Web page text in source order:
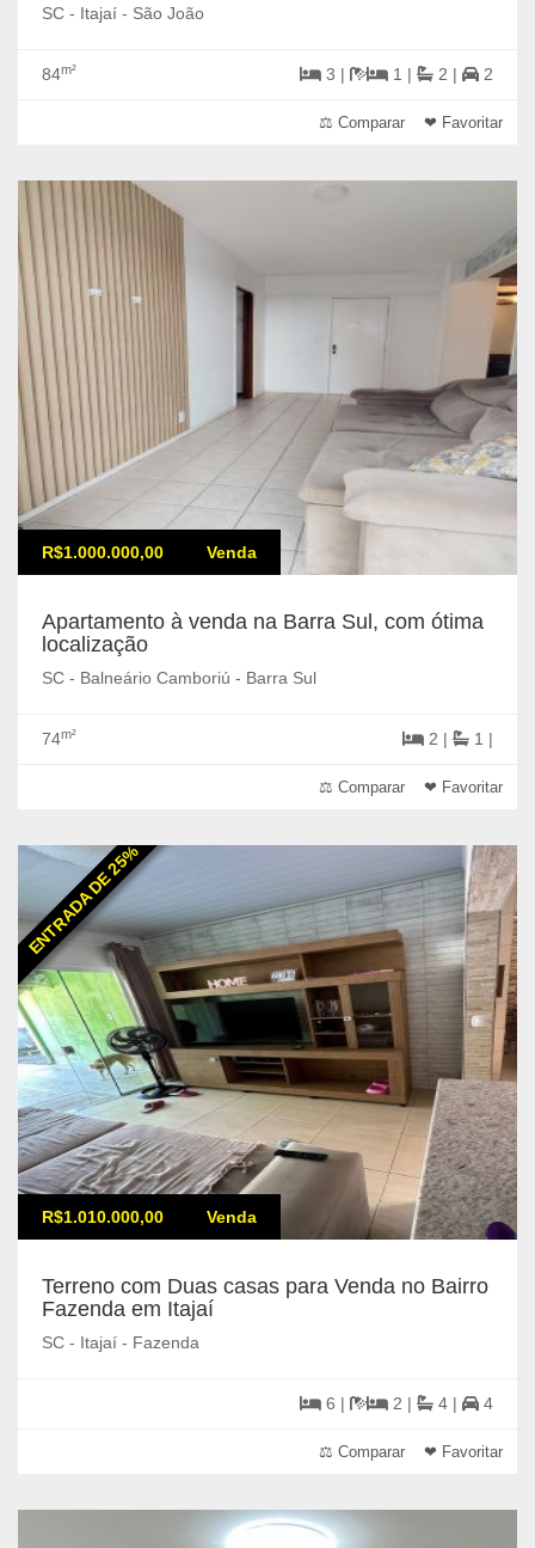
SC - Itajaí - São João
84m² 3 | 1 | 2 | 2
⚖ Comparar ❤ Favoritar
R$1.000.000,00 Venda
Apartamento à venda na Barra Sul, com ótima
localização
SC - Balneário Camboriú - Barra Sul
74m² 2 | 1 |
⚖ Comparar ❤ Favoritar
ENTRADA DE 25%
R$1.010.000,00 Venda
Terreno com Duas casas para Venda no Bairro
Fazenda em Itajaí
SC - Itajaí - Fazenda
6 | 2 | 4 | 4
⚖ Comparar ❤ Favoritar